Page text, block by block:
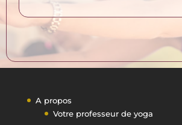
A propos
Votre professeur de yoga